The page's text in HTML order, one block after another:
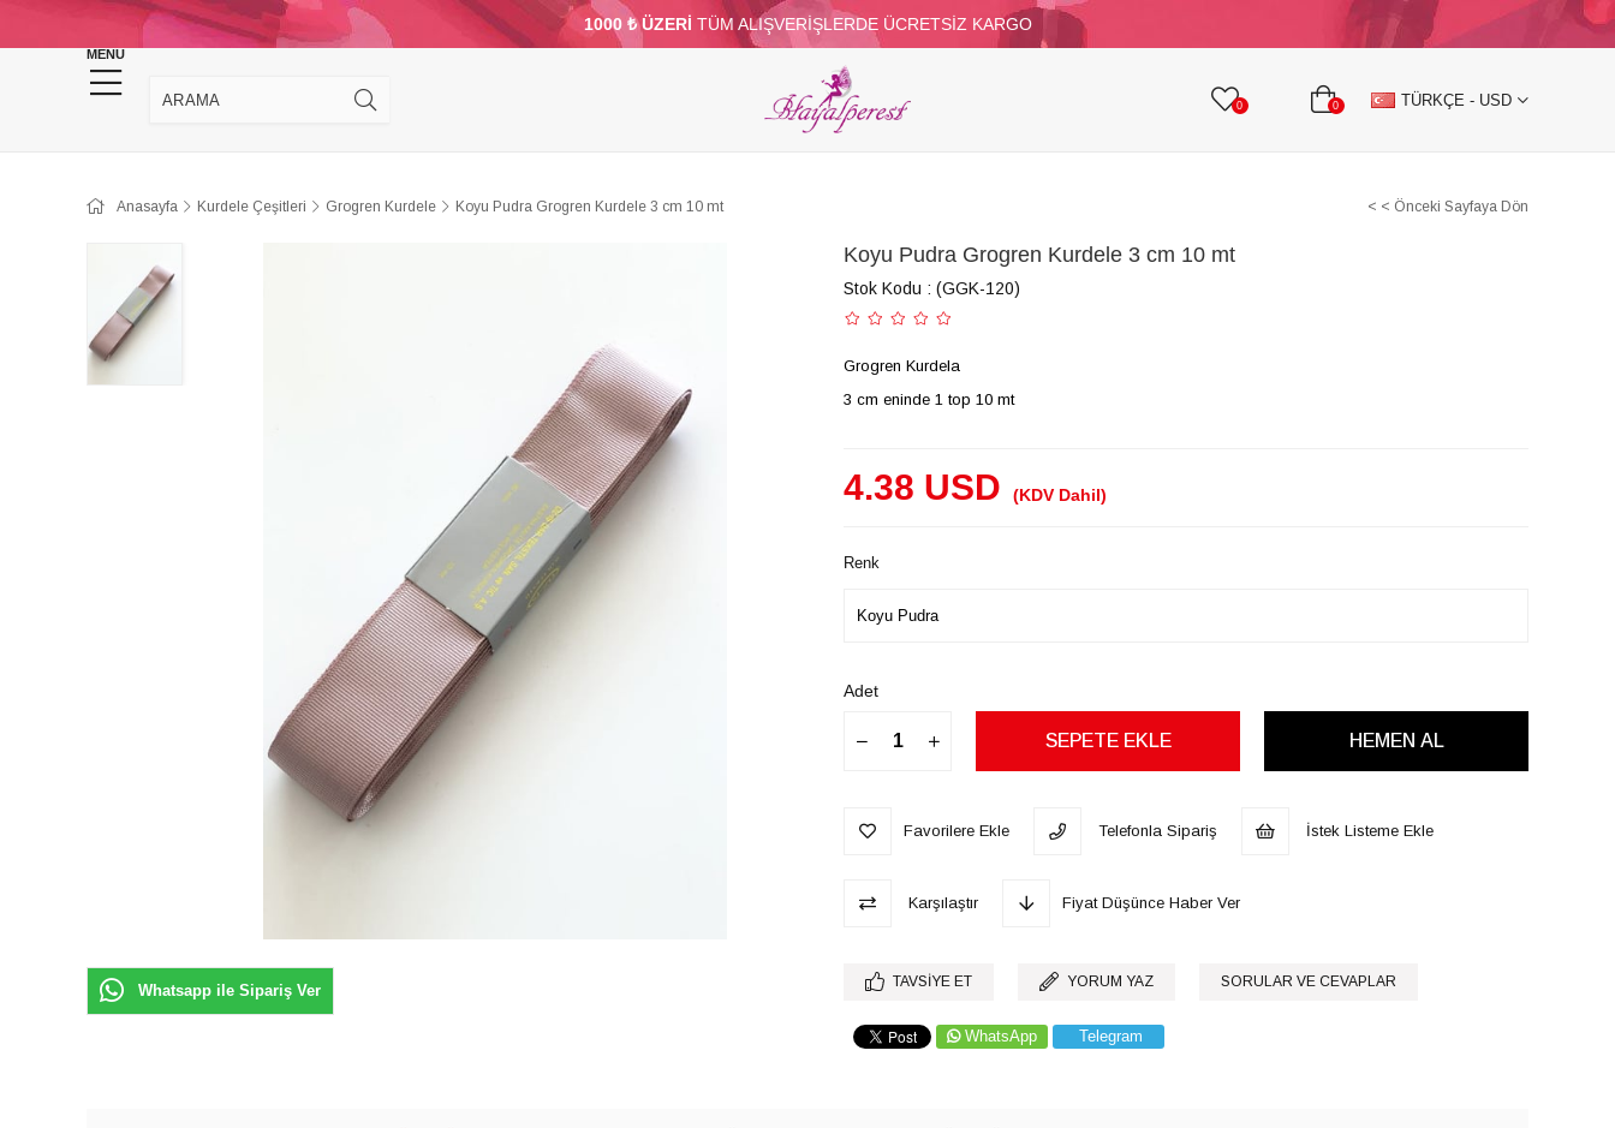
1000 ₺ ÜZERİ TÜM ALIŞVERİŞLERDE ÜCRETSİZ KARGO
MENU
0 0 TÜRKÇE - USD
KINA DÜĞÜN MALZEMELERİ TAKI MALZEMELERİ PARTİ VE SÜS MALZEMELERİ TÜY BONCUKLAR TAŞLI TEKSTİL AKSESUARLARI
TOPTAN DİĞER
Anasayfa Kurdele Çeşitleri Grogren Kurdele Koyu Pudra Grogren Kurdele 3 cm 10 mt < < Önceki Sayfaya Dön
Whatsapp ile Sipariş Ver
Koyu Pudra Grogren Kurdele 3 cm 10 mt
Stok Kodu (GGK-120)
Grogren Kurdela
3 cm eninde 1 top 10 mt
4.38 USD (KDV Dahil)
Renk
Adet
Favorilere Ekle Telefonla Sipariş İstek Listeme Ekle
Karşılaştır Fiyat Düşünce Haber Ver
TAVSIYE ET YORUM YAZ SORULAR VE CEVAPLAR
WhatsApp Telegram